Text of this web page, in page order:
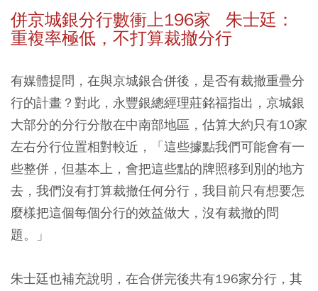
併京城銀分行數衝上196家 朱士廷：
重複率極低，不打算裁撤分行
有媒體提問，在與京城銀合併後，是否有裁撤重疊分
行的計畫？對此，永豐銀總經理莊銘福指出，京城銀
大部分的分行分散在中南部地區，估算大約只有10家
左右分行位置相對較近，「這些據點我們可能會有一
些整併，但基本上，會把這些點的牌照移到別的地方
去，我們沒有打算裁撤任何分行，我目前只有想要怎
麼樣把這個每個分行的效益做大，沒有裁撤的問
題。」
朱士廷也補充說明，在合併完後共有196家分行，其